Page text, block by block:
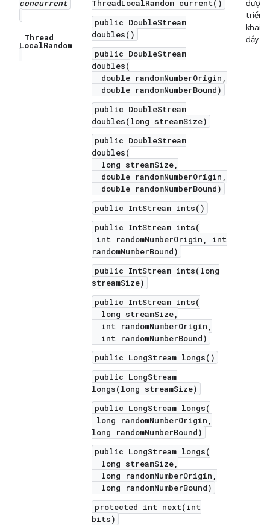
concurrent
Thread
LocalRandom
ThreadLocalRandom current()
public DoubleStream
doubles()
public DoubleStream
doubles(
double randomNumberOrigin,
double randomNumberBound)
public DoubleStream
doubles(long streamSize)
public DoubleStream
doubles(
long streamSize,
double randomNumberOrigin,
double randomNumberBound)
public IntStream ints()
public IntStream ints(
int randomNumberOrigin, int
randomNumberBound)
public IntStream ints(long
streamSize)
public IntStream ints(
long streamSize,
int randomNumberOrigin,
int randomNumberBound)
public LongStream longs()
public LongStream
longs(long streamSize)
public LongStream longs(
long randomNumberOrigin,
long randomNumberBound)
public LongStream longs(
long streamSize,
long randomNumberOrigin,
long randomNumberBound)
protected int next(int
bits)
được
triển
khai
đầy